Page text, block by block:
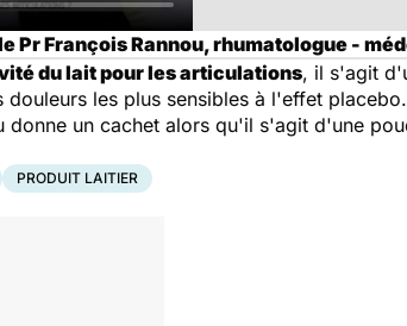
Pr François Rannou, rhumatologue -
du lait pour les articulations, il s'agit
douleurs les plus sensibles à l'effet
donne un cachet alors qu'il s'agit d'une
PRODUIT LAITIER